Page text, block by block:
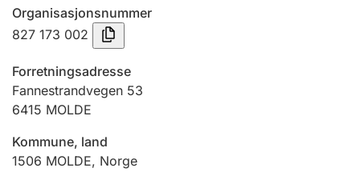
Tinglysing
Jeger
Organisasjonsnummer
827 173 002
Forretningsadresse
Fannestrandvegen 53
6415 MOLDE
Kommune, land
1506 MOLDE, Norge